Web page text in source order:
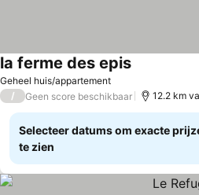
Geheel huis/appartement
la ferme des epis
/ Geen score beschikbaar 12.2 km
Selecteer datums om exacte
te zien